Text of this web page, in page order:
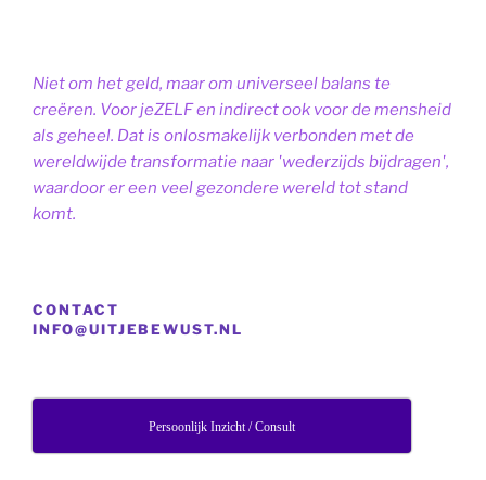
Niet om het geld, maar om universeel balans te
creëren. Voor jeZELF en indirect ook voor de mensheid
als geheel. Dat is onlosmakelijk verbonden met de
wereldwijde transformatie naar 'wederzijds bijdragen',
waardoor er een veel gezondere wereld tot stand
komt.
CONTACT
INFO@UITJEBEWUST.NL
Persoonlijk Inzicht / Consult